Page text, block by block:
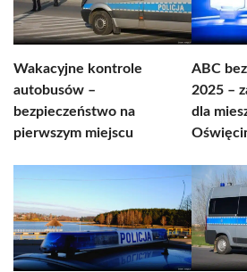
Wakacyjne kontrole
autobusów –
bezpieczeństwo na
pierwszym miejscu
ABC
2025 –
dla